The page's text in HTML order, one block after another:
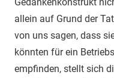
allein auf Grund der
von uns sagen, dass
könnten für ein
empfinden, stellt sich